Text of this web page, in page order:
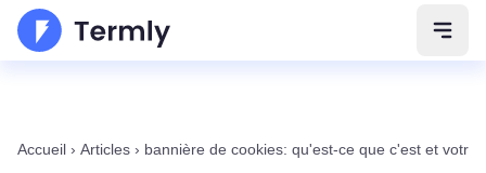
Accueil › Articles › bannière de cookies: qu'est-ce que c'est et votre